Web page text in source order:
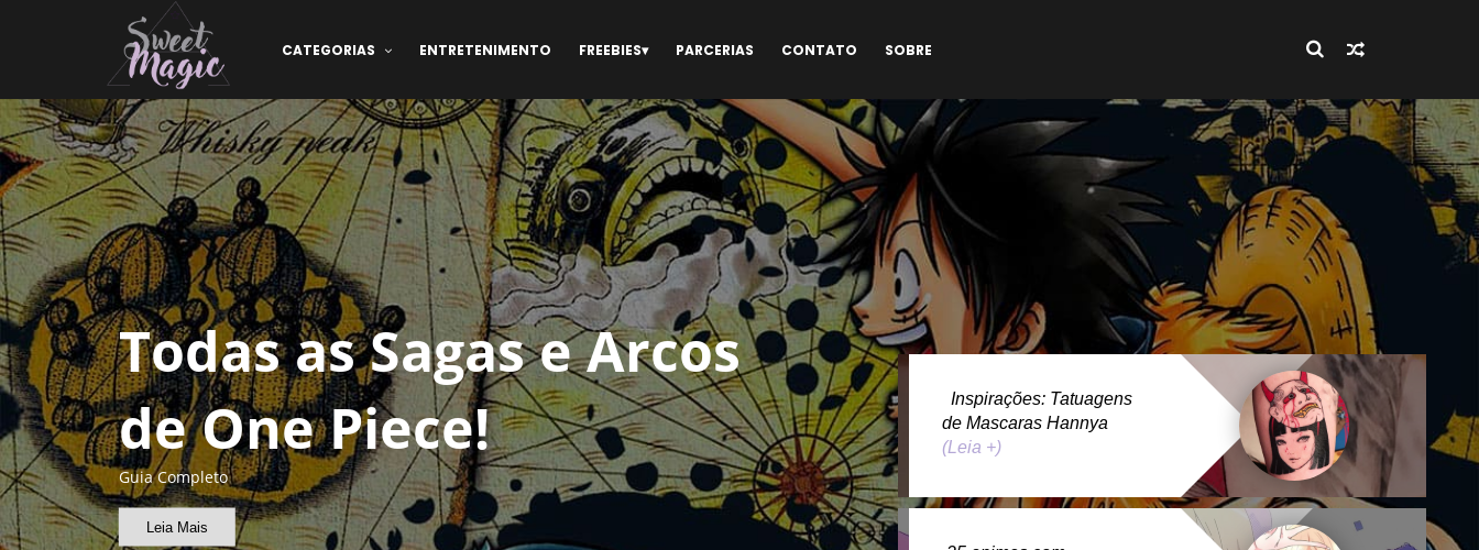
CATEGORIAS ENTRETENIMENTO FREEBIES PARCERIAS CONTATO SOBRE
Todas as Sagas e Arcos
de One Piece!
Guia Completo
Leia Mais
Inspirações: Tatuagens
de Mascaras Hannya
(Leia +)